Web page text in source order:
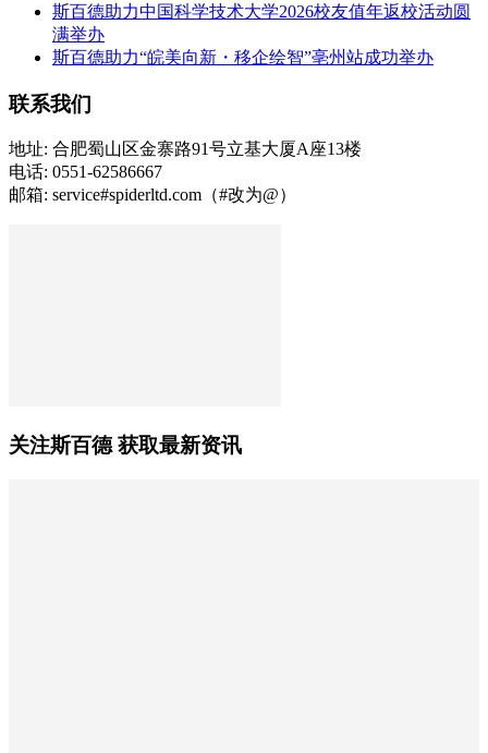
斯百德助力中国科学技术大学2026校友值年返校活动圆
满举办
斯百德助力“皖美向新・移企绘智”亳州站成功举办
联系我们
地址: 合肥蜀山区金寨路91号立基大厦A座13楼
电话: 0551-62586667
邮箱: service#spiderltd.com（#改为@）
关注斯百德 获取最新资讯